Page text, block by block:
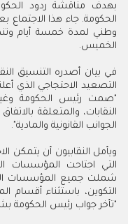
بهدف مناقشة ردود
الحكومة. جاء هذا
وطني لمدة خمسة أيام
الخميس.
في بيان أصدره التنسيق
التصعيد الاحتجاجي الذي
"صمت رئيس الحكومة
النقابات، والمتعلقة
الجوانب القانونية والمادية".
ويأمل النقابيون أن يتمكن
التي اجتاحت المؤسسات
شملت جميع المؤسسات
التكوين، باستثناء أقسام
"تأخر جواب رئيس الحكومة